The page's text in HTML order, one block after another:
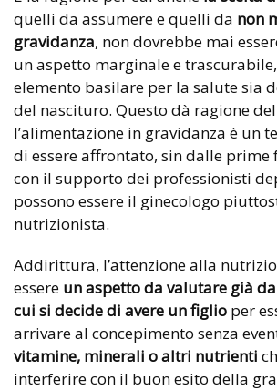
quelli da assumere e quelli da non
gravidanza, non dovrebbe mai
un aspetto marginale e
elemento basilare per la salute sia
del nascituro. Questo dà ragione
l’alimentazione in gravidanza è un
di essere affrontato, sin dalle prime
con il supporto dei professionisti
possono essere il ginecologo
nutrizionista.
Addirittura, l’attenzione alla
essere un aspetto da valutare già
cui si decide di avere un figlio per
arrivare al concepimento senza
vitamine, minerali o altri nutrienti
interferire con il buon esito della